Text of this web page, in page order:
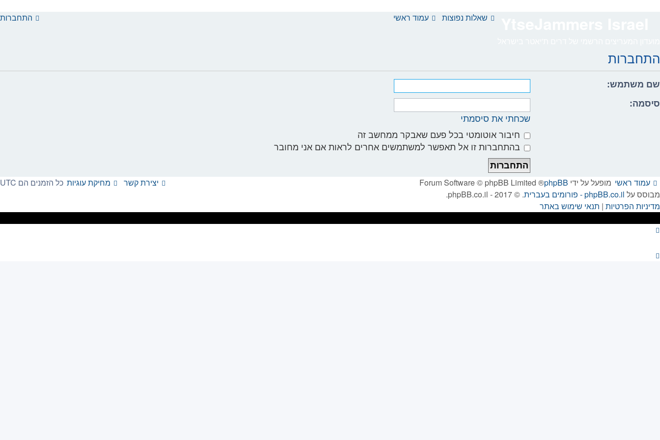
שאלות נפוצות התחברות עמוד ראשי
התחברות
שם משתמש:
סיסמה:
שכחתי את סיסמתי
חיבור אוטומטי בכל פעם שאבקר ממחשב זה
בהתחברות זו אל תאפשר למשתמשים אחרים לראות אם אני מחובר
עמוד ראשי כל הזמנים הם UTC מחיקת עוגיות יצירת קשר מופעל על ידי phpBB
® Forum Software © phpBB Limited
מבוסס על phpBB.co.il - פורומים בעברית
. © 2017 - phpBB.co.il.
מדיניות הפרטיות | תנאי שימוש באתר